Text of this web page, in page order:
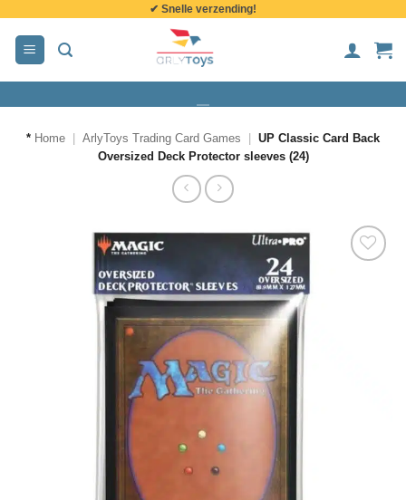
inhoud
✔ Snelle verzending!
* Home ArlyToys Trading Card Games
UP Classic Card Back
Oversized Deck Protector sleeves (24)